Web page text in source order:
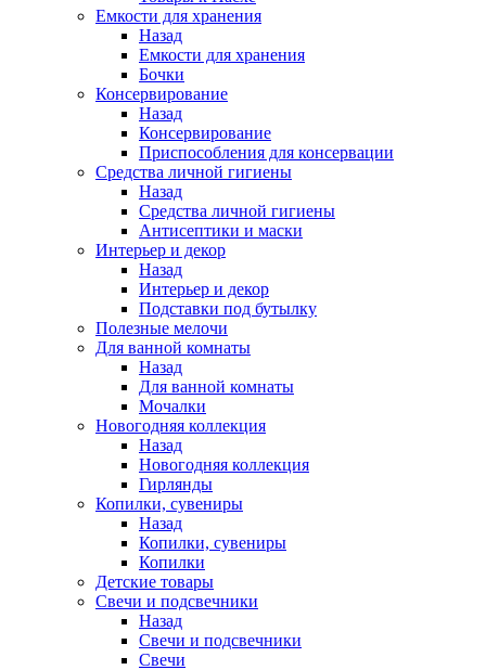
Емкости для хранения
Назад
Емкости для хранения
Бочки
Консервирование
Назад
Консервирование
Приспособления для консервации
Средства личной гигиены
Назад
Средства личной гигиены
Антисептики и маски
Интерьер и декор
Назад
Интерьер и декор
Подставки под бутылку
Полезные мелочи
Для ванной комнаты
Назад
Для ванной комнаты
Мочалки
Новогодняя коллекция
Назад
Новогодняя коллекция
Гирлянды
Копилки, сувениры
Назад
Копилки, сувениры
Копилки
Детские товары
Свечи и подсвечники
Назад
Свечи и подсвечники
Свечи